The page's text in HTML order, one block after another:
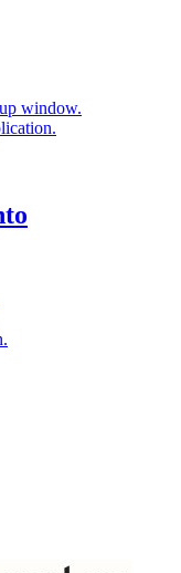
window.